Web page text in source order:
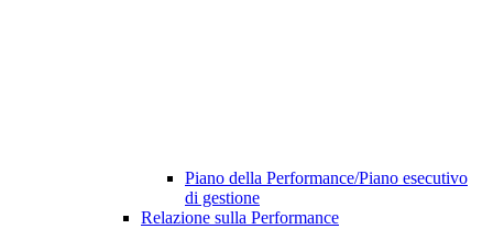
Piano della Performance/Piano esecutivo
di gestione
Relazione sulla Performance